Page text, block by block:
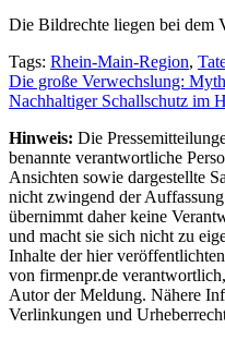
Die Bildrechte liegen bei dem
Tags: Rhein-Main-Region,
Beitragsnavigation
Die große Verwechslung:
Nachhaltiger Schallschutz im
Hinweis: Die
benannte verantwortliche
Ansichten sowie dargestellte
nicht zwingend der
übernimmt daher keine
und macht sie sich nicht zu
Inhalte der hier
von firmenpr.de
Autor der Meldung. Nähere
Verlinkungen und